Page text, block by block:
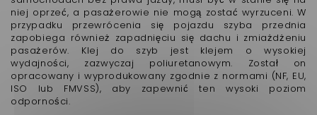
niej oprzeć, a pasażerowie nie mogą zostać wyrzuceni. W
przypadku przewrócenia się pojazdu szyba przednia
zapobiega również zapadnięciu się dachu i zmiażdżeniu
pasażerów. Klej do szyb jest klejem o wysokiej
wydajności, zazwyczaj poliuretanowym. Został on
opracowany i wyprodukowany zgodnie z normami (NF, EU,
ISO lub FMVSS), aby zapewnić ten wysoki poziom
odporności.